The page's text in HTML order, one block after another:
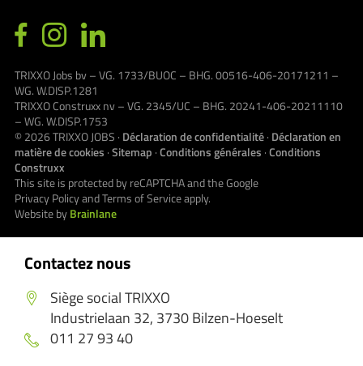
Contactez nous
Siège social TRIXXO
Industrielaan 32, 3730 Bilzen-Hoeselt
011 27 93 40
TRIXXO Jobs bv – VG. 1733/BUOC – BHG. 00516-406-20171211 –
WG. W.DISP.1281
TRIXXO Construxx nv – VG. 2345/UC – BHG. 20241-406-20211110
– WG. W.DISP.1753
© 2026TRIXXO JOBS · Déclaration de confidentialité· Déclaration en
matière de cookies ·Sitemap ·Conditions générales ·Conditions
Construxx
This site is protected by reCAPTCHA and the Google
Privacy PolicyandTerms of Serviceapply.
Website byBrainlane